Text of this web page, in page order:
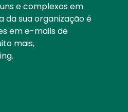
e complexos em
da sua organização é
em e-mails de
mais,